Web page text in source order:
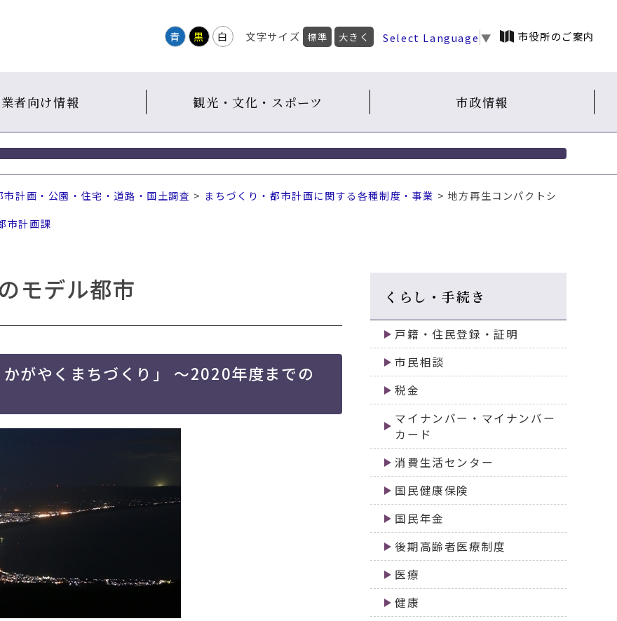
青 黒 白 文字サイズ 標準 大きく Select Language ▼ 市役所のご案内
者向け情報 観光・文化・スポーツ 市政情報
市計画・公園・住宅・道路・国土調査 > まちづくり・都市計画に関する各種制度・事業 > 地方再生コンパクトシ
市計画課
モデル都市
がやくまちづくり」 ～2020年度までの
くらし・手続き
戸籍・住民登録・証明
市民相談
税金
マイナンバー・マイナンバー
カード
消費生活センター
国民健康保険
国民年金
後期高齢者医療制度
医療
健康